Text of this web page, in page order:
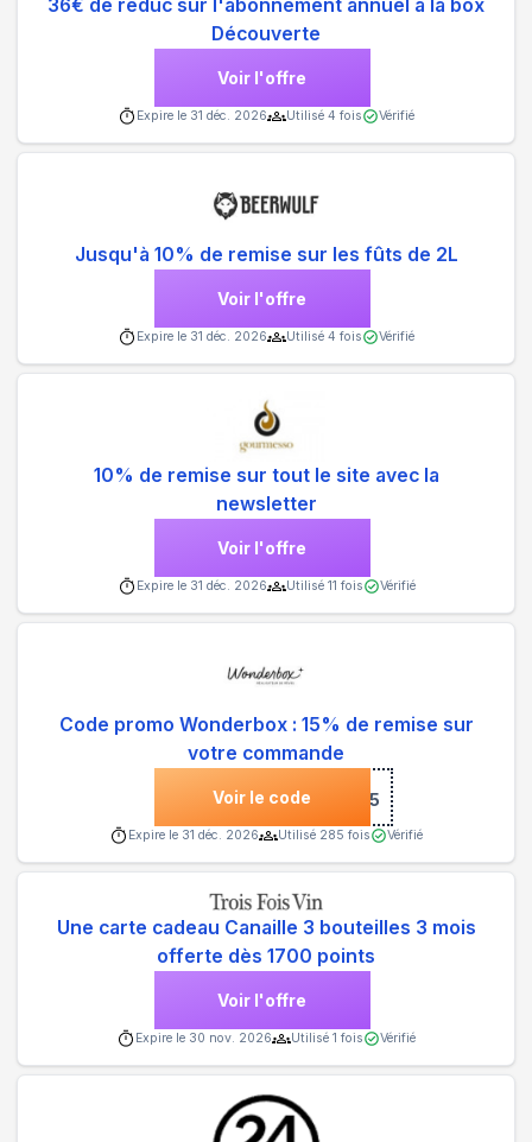
36€ de réduc sur l'abonnement annuel à la box
Découverte
Voir l'offre
Expire le 31 déc. 2026 Utilisé 4 fois Vérifié
Jusqu'à 10% de remise sur les fûts de 2L
Voir l'offre
Expire le 31 déc. 2026 Utilisé 4 fois Vérifié
10% de remise sur tout le site avec la
newsletter
Voir l'offre
Expire le 31 déc. 2026 Utilisé 11 fois Vérifié
Code promo Wonderbox : 15% de remise sur
votre commande
Voir le code ***5
Expire le 31 déc. 2026 Utilisé 285 fois Vérifié
Une carte cadeau Canaille 3 bouteilles 3 mois
offerte dès 1700 points
Voir l'offre
Expire le 30 nov. 2026 Utilisé 1 fois Vérifié